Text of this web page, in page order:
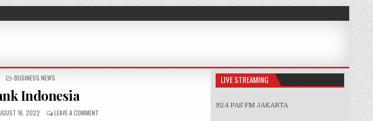
POSTED IN
BUSINESS NEWS
Indonesia
DATE:
16, 2022 LEAVE A COMMENTON BANK INDONESIA
LIVE STREAMING
92.4 PAS FM JAKARTA